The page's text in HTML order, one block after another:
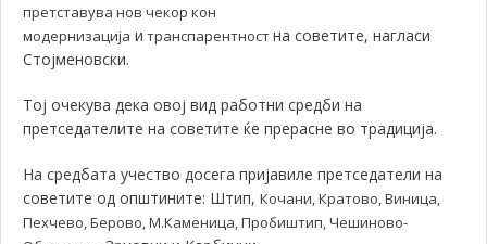
претставува нов чекор кон
модернизација и транспарентностна советите, нагласи
Стојменовски.
Тој очекува дека овој вид работни средби на
претседателите на советите ќе прерасне во традиција.
На средбата учество досега пријавиле претседатели на
советите од општините: Штип, Кочани, Кратово, Виница,
Пехчево, Берово, М.Каменица, Пробиштип, Чешиново-